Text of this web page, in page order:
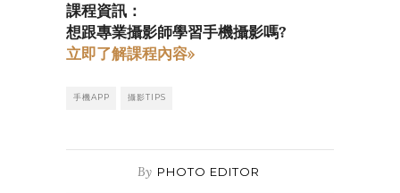
課程資訊：
想跟專業攝影師學習手機攝影嗎?
立即了解課程內容»
手機APP 攝影TIPS
By PHOTO EDITOR